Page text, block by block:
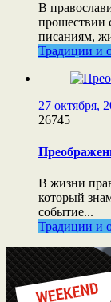
В
прошествии
писаниям,
Традиции и
27 октября,
26745
В жизни
который
событие...
Традиции и